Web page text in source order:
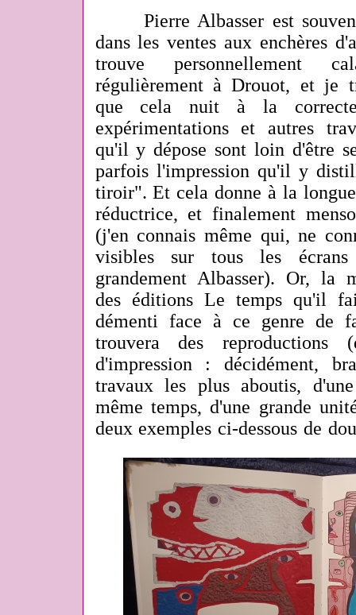
Pierre Albasser est
dans les ventes aux enchères
trouve personnellement
régulièrement à Drouot, et je
que cela nuit à la
expérimentations et autres
qu'il y dépose sont loin d'être
parfois l'impression qu'il y
tiroir". Et cela donne à la
réductrice, et finalement
(j'en connais même qui, ne
visibles sur tous les
grandement Albasser). Or, la
des éditions Le temps qu'il
démenti face à ce genre de
trouvera des
d'impression : décidément,
travaux les plus aboutis,
même temps, d'une grande
deux exemples ci-dessous de